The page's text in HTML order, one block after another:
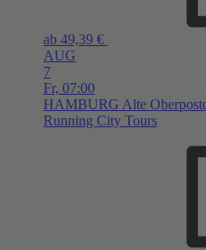
ab 49,39 €
AUG
7
Fr, 07:00
HAMBURG Alte
Running City Tours